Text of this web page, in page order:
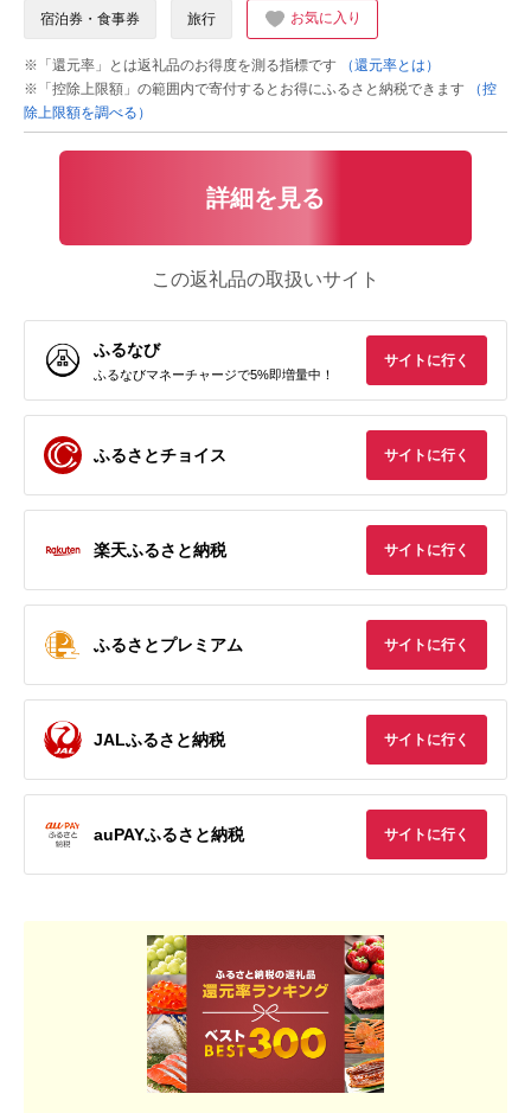
宿泊券・食事券 旅行 お気に入り
※「還元率」とは返礼品のお得度を測る指標です
（還元率とは）
※「控除上限額」の範囲内で寄付するとお得にふるさと納税できます
（控
除上限額を調べる）
詳細を見る
この返礼品の取扱いサイト
ふるなび
ふるなびマネーチャージで5%即増量中！
サイトに行く
ふるさとチョイス サイトに行く
楽天ふるさと納税 サイトに行く
ふるさとプレミアム サイトに行く
JALふるさと納税 サイトに行く
auPAYふるさと納税 サイトに行く